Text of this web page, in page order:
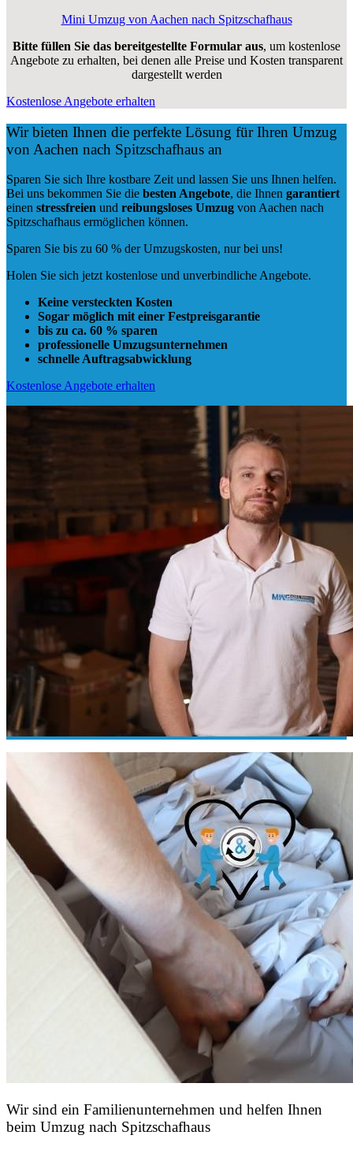
Mini Umzug von Aachen nach Spitzschafhaus
Bitte füllen Sie das bereitgestellte Formular aus, um kostenlose
Angebote zu erhalten, bei denen alle Preise und Kosten transparent
dargestellt werden
Kostenlose Angebote erhalten
Wir bieten Ihnen die perfekte Lösung für Ihren Umzug
von Aachen nach Spitzschafhaus an
Sparen Sie sich Ihre kostbare Zeit und lassen Sie uns Ihnen helfen.
Bei uns bekommen Sie die besten Angebote, die Ihnen garantiert
einen stressfreien und reibungsloses Umzug von Aachen nach
Spitzschafhaus ermöglichen können.
Sparen Sie bis zu 60 % der Umzugskosten, nur bei uns!
Holen Sie sich jetzt kostenlose und unverbindliche Angebote.
Keine versteckten Kosten
Sogar möglich mit einer Festpreisgarantie
bis zu ca. 60 % sparen
professionelle Umzugsunternehmen
schnelle Auftragsabwicklung
Kostenlose Angebote erhalten
Wir sind ein Familienunternehmen und helfen Ihnen
beim Umzug nach Spitzschafhaus